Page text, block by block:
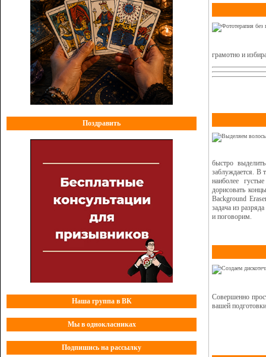
Поздравить
Наша группа в ВК
Мы в однокласниках
Подпишись на рассылку
грамотно и
быстро
заблуждается. В
наиболее
дорисовать
Background
задача из
и поговорим.
Совершенно
вашей